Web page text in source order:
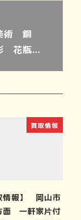
術 銅
花瓶…
買取情報
情報】 岡山市
面 一軒家片付